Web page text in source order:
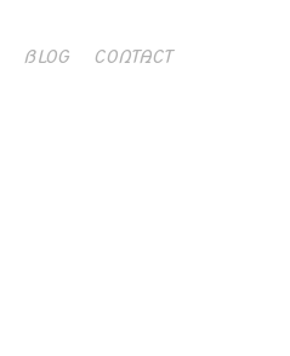
BLOG CONTACT